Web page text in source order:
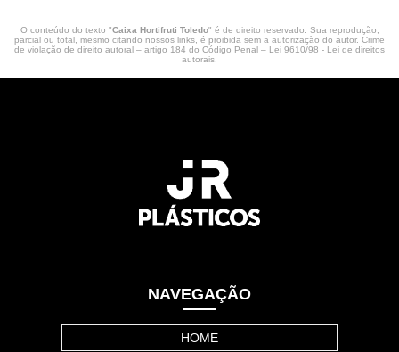
O conteúdo do texto "Caixa Hortifruti Toledo" é de direito reservado. Sua reprodução,
parcial ou total, mesmo citando nossos links, é proibida sem a autorização do autor. Crime
de violação de direito autoral – artigo 184 do Código Penal – Lei 9610/98 - Lei de direitos
autorais.
NAVEGAÇÃO
HOME